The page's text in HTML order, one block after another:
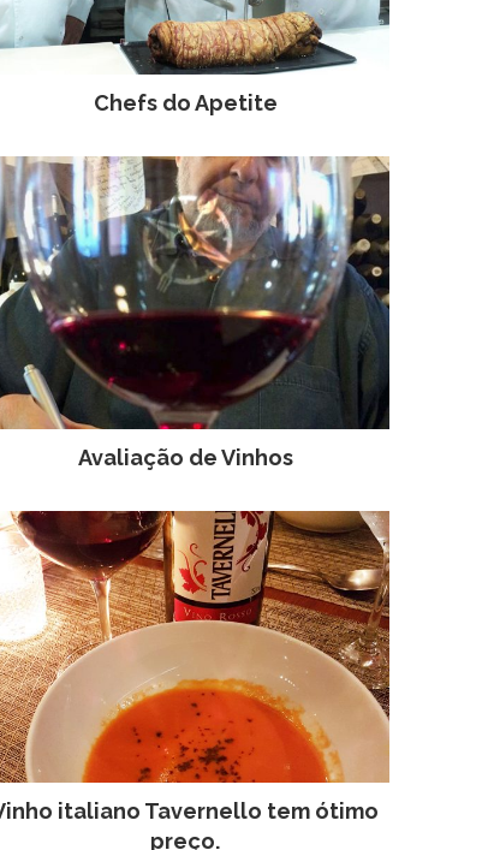
Chefs do Apetite
Avaliação de Vinhos
italiano Tavernello tem ótimo
preço.